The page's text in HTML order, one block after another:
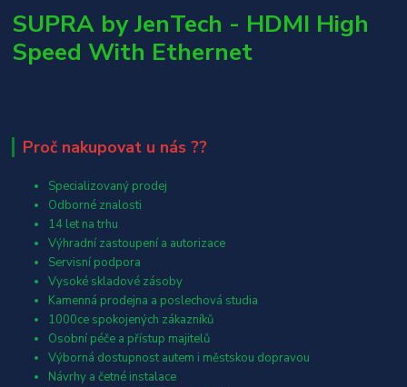
SUPRA by JenTech - HDMI High
Speed With Ethernet
Proč nakupovat u nás ??
Specializovaný prodej
Odborné znalosti
14 let na trhu
Výhradní zastoupení a autorizace
Servisní podpora
Vysoké skladové zásoby
Kamenná prodejna a poslechová studia
1000ce spokojených zákazníků
Osobní péče a přístup majitelů
Výborná dostupnost autem i městskou dopravou
Návrhy a četné instalace